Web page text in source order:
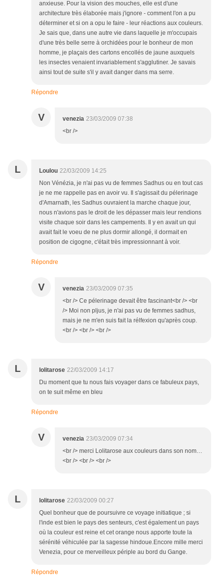
anxieuse. Pour la vision des mouches, elle est d'une
architecture très élaborée mais j'ignore - comment l'on a pu
déterminer et si on a opu le faire - leur réactions aux couleurs.
Je sais que, dans une autre vie dans laquelle je m'occupais
d'une très belle serre à orchidées pour le bonheur de mon
homme, je plaçais des cartons encollés de jaune auxquels
les insectes venaient invariablement s'agglutiner. Je savais
ainsi tout de suite s'il y avait danger dans ma serre.
Répondre
V venezia 23/03/2009 07:38
<br />
L Loulou 22/03/2009 14:25
Non Vénézia, je n'ai pas vu de femmes Sadhus ou en tout cas
je ne me rappelle pas en avoir vu. Il s'agissait du pélerinage
d'Amarnath, les Sadhus ouvraient la marche chaque jour,
nous n'avions pas le droit de les dépasser mais leur rendions
visite chaque soir dans les campements. Il y en avait un qui
avait fait le voeu de ne plus dormir allongé, il dormait en
position de cigogne, c'était très impressionnant à voir.
Répondre
V venezia 23/03/2009 07:35
<br /> Ce pélerinage devait être fascinant<br /> <br
/> Moi non pljus, je n'ai pas vu de femmes sadhus,
mais je ne m'en suis fait la rélfexion qu'après coup.
<br /> <br /> <br />
L lolitarose 22/03/2009 14:17
Du moment que tu nous fais voyager dans ce fabuleux pays,
on te suit même en bleu
Répondre
V venezia 23/03/2009 07:34
<br /> merci Lolitarose aux couleurs dans son nom…
<br /> <br /> <br />
L lolitarose 22/03/2009 00:27
Quel bonheur que de poursuivre ce voyage initiatique ; si
l'inde est bien le pays des senteurs, c'est également un pays
où la couleur est reine et cet orange nous apporte toute la
sérénité véhiculée par la sagesse hindoue.Encore mille merci
Venezia, pour ce merveilleux périple au bord du Gange.
Répondre